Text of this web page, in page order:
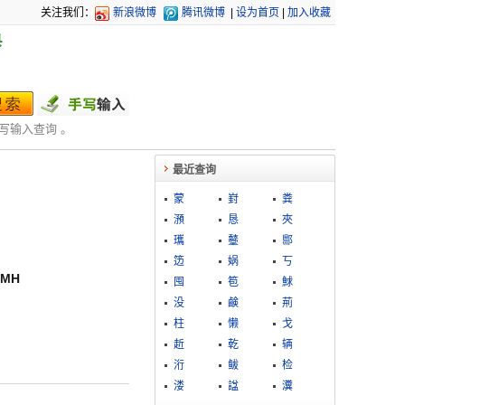
关注我们： 新浪微博 腾讯微博 设为首页 加入收藏
输入查询 。
最近查询
蒙 崶
粪
澦
恳
夾
瓗
鼞
郻
笾
娲
丂
囤
笣
鯄
没
鹸
荊
柱
懒
戈
赾
乾
辆
洐
鲅
检
溇
諡 瀵